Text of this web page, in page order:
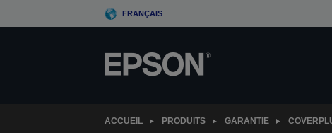
to
FRANÇAIS
ACCUEIL PRODUITS GARANTIE